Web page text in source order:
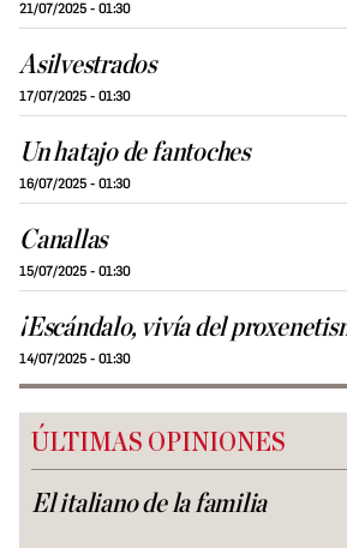
21/07/2025 - 01:30
Asilvestrados
17/07/2025 - 01:30
Un hatajo de fantoches
16/07/2025 - 01:30
Canallas
15/07/2025 - 01:30
¡Escándalo, vivía del
14/07/2025 - 01:30
ÚLTIMAS OPINIONES
El italiano de la familia